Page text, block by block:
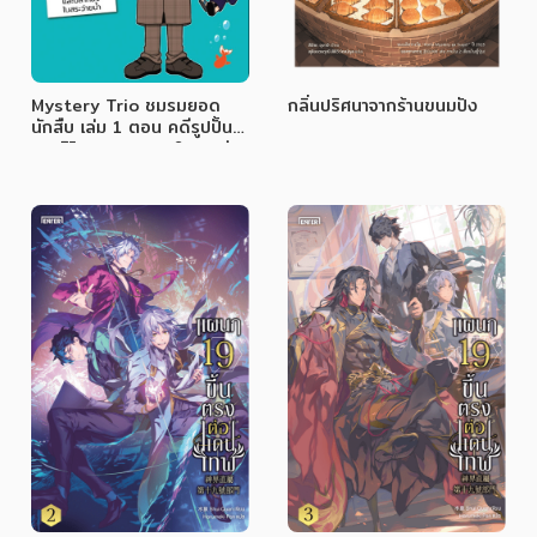
Mystery Trio ชมรมยอด
นักสืบ เล่ม 1 ตอน คดีรูปปั้น
พระจิโซและปลาทองในสระว่าย
กลิ่นปริศนาจากร้านขนมปัง